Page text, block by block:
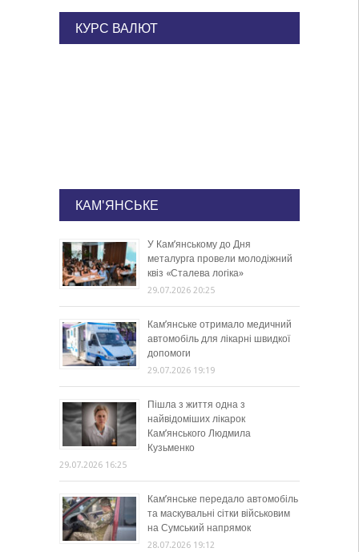
КУРС ВАЛЮТ
КАМ'ЯНСЬКЕ
У Кам’янському до Дня
металурга провели молодіжний
квіз «Сталева логіка»
29.07.2026 20:25
Кам’янське отримало медичний
автомобіль для лікарні швидкої
допомоги
29.07.2026 19:19
Пішла з життя одна з
найвідоміших лікарок
Кам’янського Людмила
Кузьменко
29.07.2026 16:25
Кам’янське передало автомобіль
та маскувальні сітки військовим
на Сумський напрямок
28.07.2026 19:12